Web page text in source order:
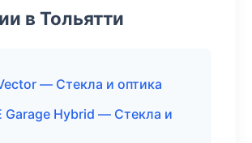
в Тольятти
— Стекла и оптика
Garage Hybrid — Стекла и